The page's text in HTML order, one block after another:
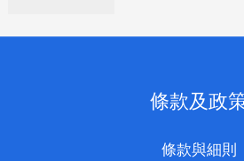
條款及政
條款與細則